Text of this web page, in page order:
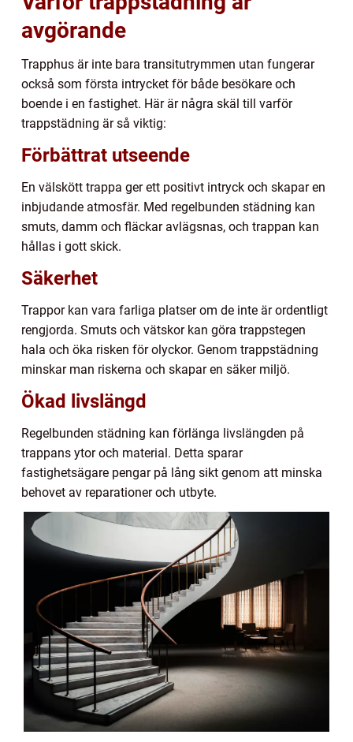
avgörande
Trapphus är inte bara transitutrymmen utan fungerar
också som första intrycket för både besökare och
boende i en fastighet. Här är några skäl till varför
trappstädning är så viktig:
Förbättrat utseende
En välskött trappa ger ett positivt intryck och skapar en
inbjudande atmosfär. Med regelbunden städning kan
smuts, damm och fläckar avlägsnas, och trappan kan
hållas i gott skick.
Säkerhet
Trappor kan vara farliga platser om de inte är ordentligt
rengjorda. Smuts och vätskor kan göra trappstegen
hala och öka risken för olyckor. Genom trappstädning
minskar man riskerna och skapar en säker miljö.
Ökad livslängd
Regelbunden städning kan förlänga livslängden på
trappans ytor och material. Detta sparar
fastighetsägare pengar på lång sikt genom att minska
behovet av reparationer och utbyte.